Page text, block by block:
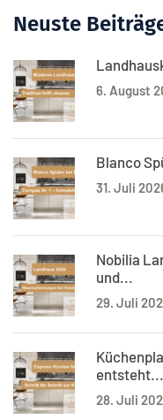
Neuste
6. August
Blanco
31. Juli
Nobilia
und...
29. Juli
entsteht...
28. Juli